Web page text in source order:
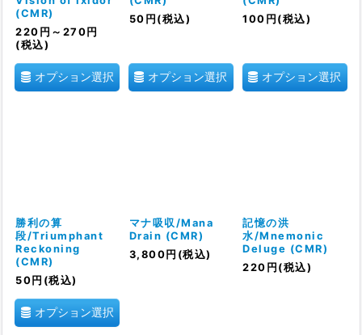
(CMR)
220 円 ～270 円
(税込)
オプション選択
50 円 (税込)
オプション選択
100 円 (税込)
オプション選択
勝利の算
段/Triumphant
Reckoning
(CMR)
50 円 (税込)
オプション選択
マナ吸収/Mana
Drain (CMR)
3,800 円 (税込)
記憶の洪
水/Mnemonic
Deluge (CMR)
220 円 (税込)